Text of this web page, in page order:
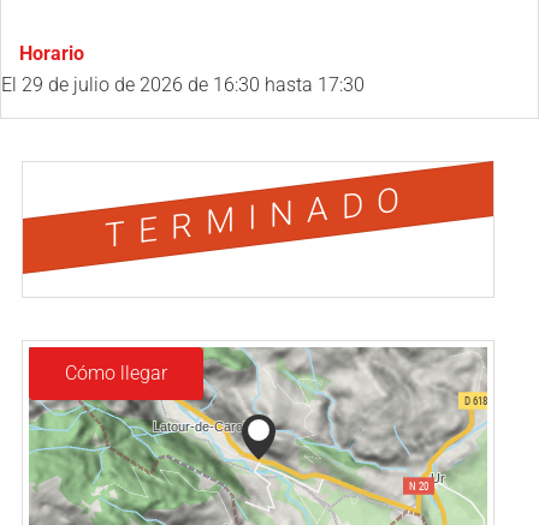
Horario
El 29 de julio de 2026 de 16:30 hasta 17:30
TERMINADO
Cómo llegar